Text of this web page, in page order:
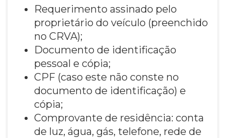
Requerimento assinado pelo
proprietário do veículo (preenchido
no CRVA);
Documento de identificação
pessoal e cópia;
CPF (caso este não conste no
documento de identificação) e
cópia;
Comprovante de residência: conta
de luz, água, gás, telefone, rede de